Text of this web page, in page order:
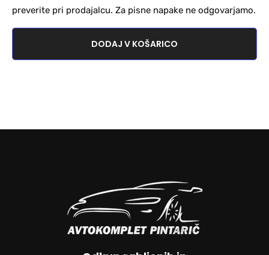
preverite pri prodajalcu. Za pisne napake ne odgovarjamo.
DODAJ V KOŠARICO